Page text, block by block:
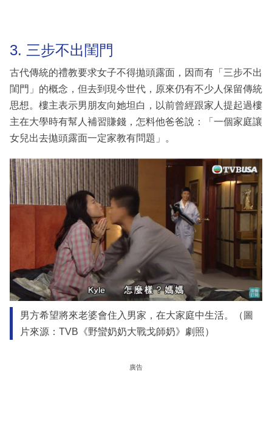
3. 三步不出閨門
古代傳統的禮教要求女子不得拋頭露面，因而有「三步不出
閨門」的概念，但去到現今世代，原來仍有不少人保留傳統
思想。樓主表示男朋友向她坦白，以前曾經跟家人提起過樓
主在大學時有幫人補習賺錢，怎料他爸爸說：「一個家庭讓
女兒出去拋頭露面一定家教有問題」。
男方希望將來老婆會住入男家，在大家庭中生活。（圖
片來源：TVB《野蠻奶奶大戰戈師奶》劇照）
廣告